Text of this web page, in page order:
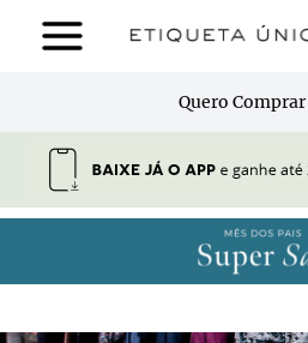
para
Quero Comprar